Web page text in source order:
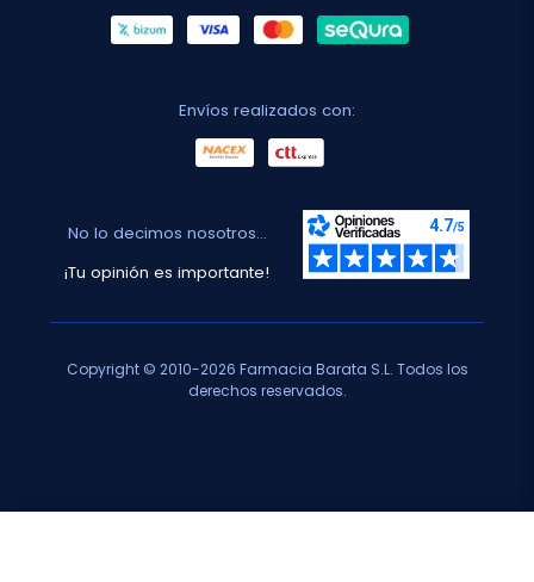
Envíos realizados con:
No lo decimos nosotros...
¡Tu opinión es importante!
Copyright © 2010-2026 Farmacia Barata S.L. Todos los
derechos reservados.